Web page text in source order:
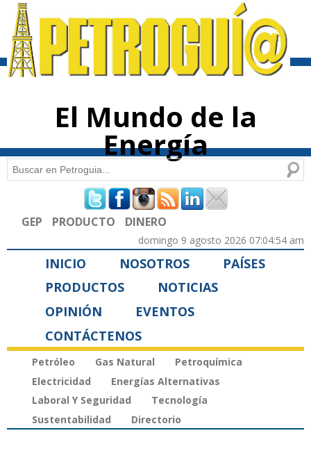
contenido
El Mundo de la
Energía
Formulario de búsqueda
Buscar
GEP PRODUCTO DINERO
domingo 9 agosto 2026 07:04:54 am
INICIO NOSOTROS
PAÍSES
PRODUCTOS
NOTICIAS
OPINIÓN
EVENTOS
CONTÁCTENOS
Petróleo Gas Natural
Petroquímica
Electricidad
Energías Alternativas
Laboral Y Seguridad
Tecnología
Sustentabilidad
Directorio